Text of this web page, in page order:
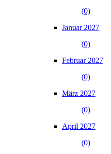
(0)
Januar 2027
(0)
Februar 2027
(0)
März 2027
(0)
April 2027
(0)